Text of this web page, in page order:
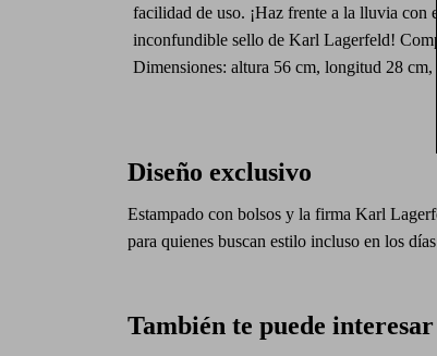
facilidad de uso. ¡Haz frente a la lluvia con
inconfundible sello de Karl Lagerfeld!
Dimensiones: altura 56 cm, longitud 28
Diseño exclusivo
Estampado con bolsos y la firma Karl
para quienes buscan estilo incluso en los
También te puede interesar